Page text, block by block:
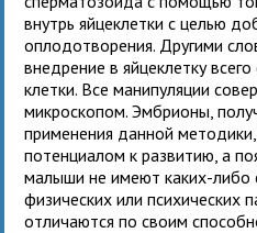
внутрь яйцеклетки с целью
оплодотворения. Другими
внедрение в яйцеклетку
клетки. Все манипуляции
микроскопом. Эмбрионы,
применения данной
потенциалом к развитию, а
малыши не имеют каких-либо
физических или психических
отличаются по своим